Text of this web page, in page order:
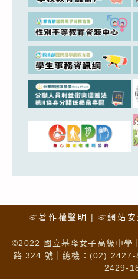
☞著作權聲明 ☞網站安
©2022 國立基隆女子高級中學
路 324 號｜總機：(02)
2429-